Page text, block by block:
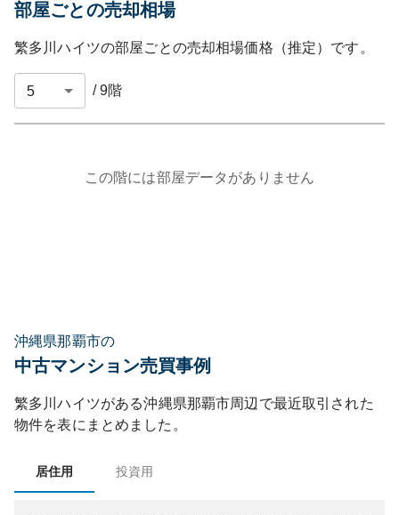
部屋ごとの売却相場
繁多川ハイツの部屋ごとの売却相場価格（推定）です。
/9階
この階には部屋データがありません
沖縄県那覇市の
中古マンション売買事例
繁多川ハイツがある沖縄県那覇市周辺で最近取引された
物件を表にまとめました。
居住用 投資用